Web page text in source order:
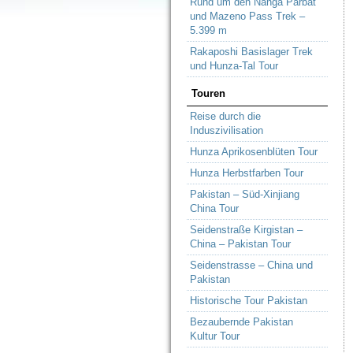
und Mazeno Pass Trek –
5.399 m
Rakaposhi Basislager Trek
und Hunza-Tal Tour
Touren
Reise durch die
Induszivilisation
Hunza Aprikosenblüten Tour
Hunza Herbstfarben Tour
Pakistan – Süd-Xinjiang
China Tour
Seidenstraße Kirgistan –
China – Pakistan Tour
Seidenstrasse – China und
Pakistan
Historische Tour Pakistan
Bezaubernde Pakistan
Kultur Tour